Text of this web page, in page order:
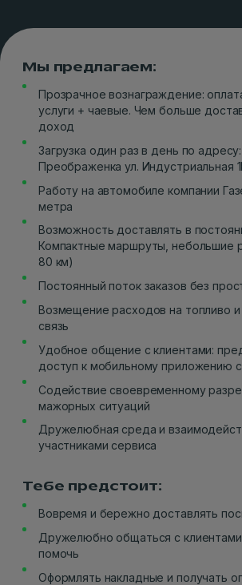
Мы предлагаем:
Прозрачное вознаграждение:
услуги + чаевые. Чем больше
доход
Загрузка один раз в день по адресу:
Преображенка ул. Индустриальная
Работу на автомобиле компании
метра
Возможность доставлять в
Компактные маршруты, небольшие
80 км)
Постоянный поток заказов без
Возмещение расходов на топливо
связь
Удобное общение с клиентами:
доступ к мобильному приложению
Содействие своевременному
мажорных ситуаций
Дружелюбная среда и
участниками сервиса
Тебе предстоит:
Вовремя и бережно доставлять
Дружелюбно общаться с
помочь
Оформлять накладные и получать